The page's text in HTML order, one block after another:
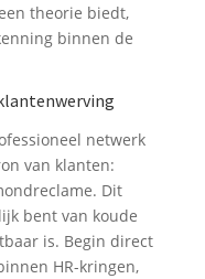
theorie biedt,
binnen de
netwerk
van klanten:
Dit
bent van koude
is. Begin direct
HR-kringen,